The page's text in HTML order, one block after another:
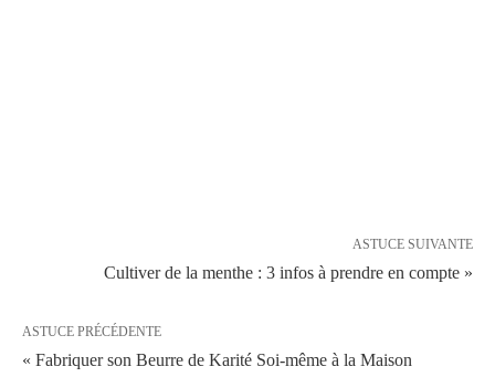
ASTUCE SUIVANTE
Cultiver de la menthe : 3 infos à prendre en compte »
ASTUCE PRÉCÉDENTE
« Fabriquer son Beurre de Karité Soi-même à la Maison